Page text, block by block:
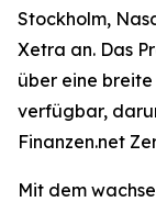
Stockholm,
Xetra an. Das
über eine
verfügbar,
Finanzen.net
Mit dem